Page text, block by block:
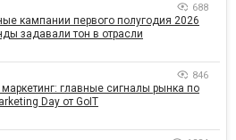
688
кампании первого полугодия 2026
задавали тон в отрасли
846
главные сигналы рынка по
Day от GoIT